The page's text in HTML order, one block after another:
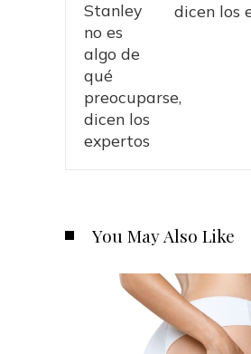
dicen los
You May Also Like